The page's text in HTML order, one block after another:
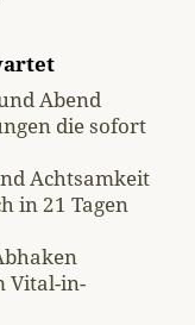
Abend
die sofort
Achtsamkeit
in 21 Tagen
Vital-in-